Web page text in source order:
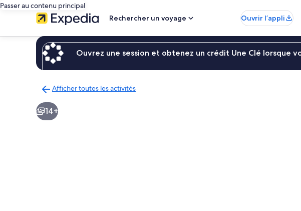
Passer au contenu principal
Rechercher un voyage
Ouvrir l’appli
Ouvrez une session et obtenez un crédit Une Clé lorsque
Afficher toutes les activités
à
la
14+